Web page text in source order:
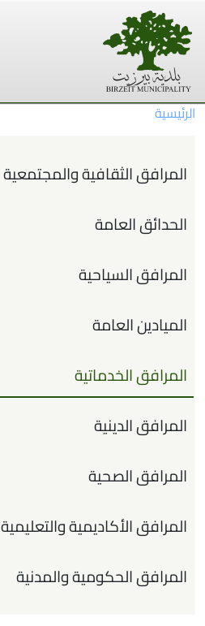
تجاوز إلى المحتوى الرئيسي
الرئيسية
المرافق الثقافية والمجتمعية
الحدائق العامة
المرافق السياحية
الميادين العامة
المرافق الخدماتية
المرافق الدينية
المرافق الصحية
المرافق الأكاديمية والتعليمية
المرافق الحكومية والمدنية